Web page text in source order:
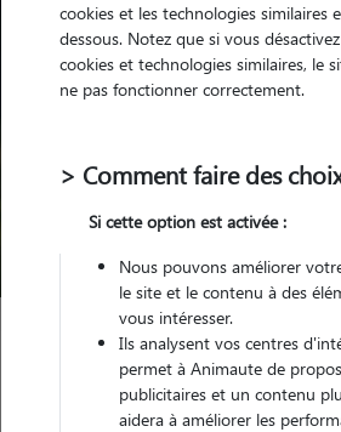
Pour quel
Trouver mon Pet
Garde animaux France Normandie
Domfront en Poiraie
cookies et les technologies similaires
dessous. Notez que si vous
cookies et technologies similaires, le
ne pas fonctionner correctement.
> Comment faire des
Si cette option est activée :
Nous pouvons améliorer
le site et le contenu à des
vous intéresser.
Ils analysent vos centres
permet à Animaute de
publicitaires et un contenu
aidera à améliorer les